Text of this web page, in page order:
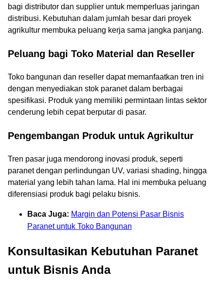
bagi distributor dan supplier untuk memperluas jaringan
distribusi. Kebutuhan dalam jumlah besar dari proyek
agrikultur membuka peluang kerja sama jangka panjang.
Peluang bagi Toko Material dan Reseller
Toko bangunan dan reseller dapat memanfaatkan tren ini
dengan menyediakan stok paranet dalam berbagai
spesifikasi. Produk yang memiliki permintaan lintas sektor
cenderung lebih cepat berputar di pasar.
Pengembangan Produk untuk Agrikultur
Tren pasar juga mendorong inovasi produk, seperti
paranet dengan perlindungan UV, variasi shading, hingga
material yang lebih tahan lama. Hal ini membuka peluang
diferensiasi produk bagi pelaku bisnis.
Baca Juga: Margin dan Potensi Pasar Bisnis
Paranet untuk Toko Bangunan
Konsultasikan Kebutuhan Paranet
untuk Bisnis Anda